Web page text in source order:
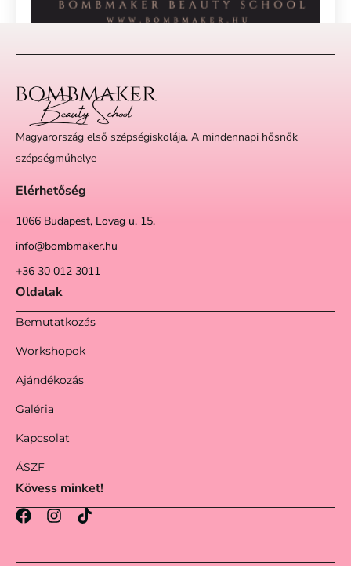
Voucher 10
10.000
Kosárba
Magyarország első szépségiskolája. A mindennapi hősnők
szépségműhelye
Elérhetőség
1066 Budapest, Lovag u. 15.
info@bombmaker.hu
+36 30 012 3011
Oldalak
Bemutatkozás
Workshopok
Ajándékozás
Galéria
Kapcsolat
ÁSZF
Kövess minket!